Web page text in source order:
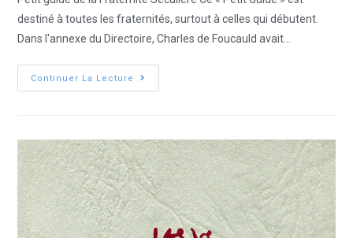
destiné à toutes les fraternités, surtout à celles qui débutent.
Dans l'annexe du Directoire, Charles de Foucauld avait…
Continuer La Lecture